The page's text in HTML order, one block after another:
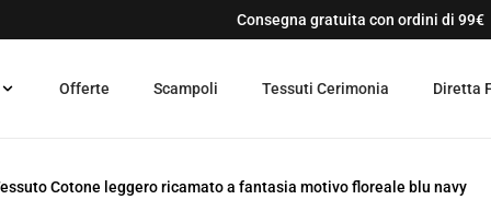
Consegna gratuita con ordini di 99€
Offerte Scampoli Tessuti Cerimonia Diretta
Cotone leggero ricamato a fantasia motivo floreale blu navy